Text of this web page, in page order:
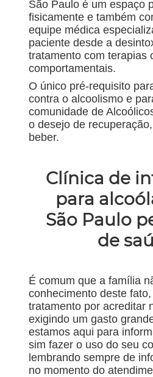
São Paulo é um espaço
fisicamente e também
equipe médica
paciente desde a
tratamento com terapias
comportamentais.
O único pré-requisito
contra o alcoolismo e
comunidade de
o desejo de
beber.
Clínica de
para
São Paulo
de
É comum que a família
conhecimento deste
tratamento por acreditar
exigindo um gasto
estamos aqui para
sim fazer o uso do seu
lembrando sempre de
no momento do